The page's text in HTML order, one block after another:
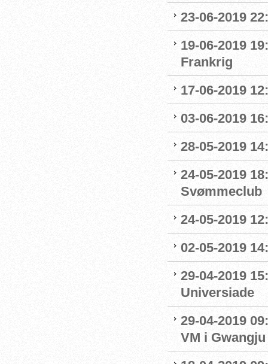
23-06-2019
19-06-2019
Frankrig
17-06-2019
03-06-2019
28-05-2019
24-05-2019
Svømmeclub
24-05-2019
02-05-2019
29-04-2019
Universiade
29-04-2019
VM i Gwangju